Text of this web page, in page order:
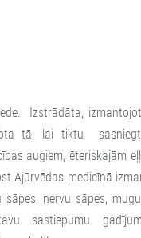
Izstrādāta,
tā, lai tiktu
augiem, ēteriskajām
Ajūrvēdas medicīnā
nervu sāpes,
sastiepumu